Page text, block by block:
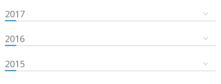
2017
2016
2015